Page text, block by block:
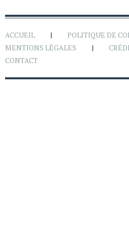
ACCUEIL
POLITIQUE DE
MENTIONS LÉGALES
CONTACT